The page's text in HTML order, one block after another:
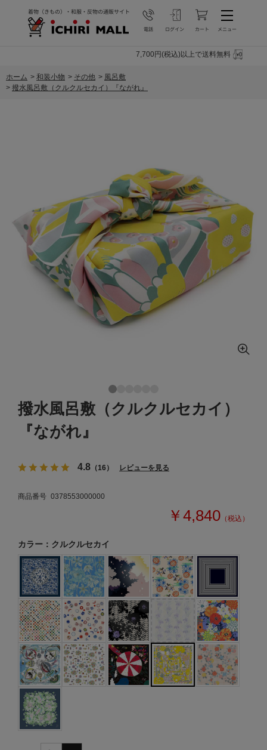
7,700円(税込)以上で送料無料
ホーム > 和装小物 > その他 > 風呂敷
> 撥水風呂敷（クルクルセカイ）『ながれ』
撥水風呂敷（クルクルセカイ）
『ながれ』
4.8 （16） レビューを見る
商品番号 0378553000000
￥4,840 （税込）
カラー：クルクルセカイ